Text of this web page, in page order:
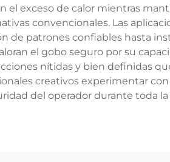
el exceso de calor mientras
convencionales. Las
patrones confiables hasta
el gobo seguro por su
nítidas y bien definidas
creativos experimentar
del operador durante toda